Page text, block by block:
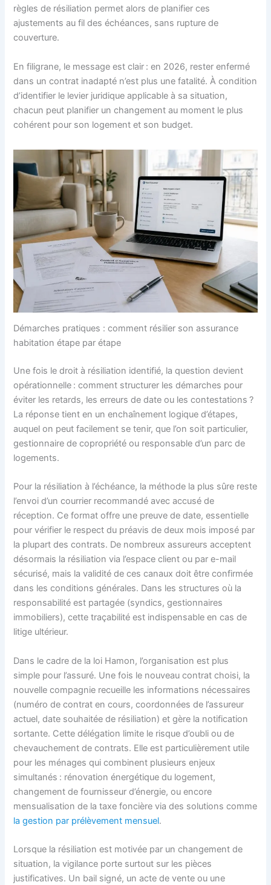
règles de résiliation permet alors de planifier ces
ajustements au fil des échéances, sans rupture de
couverture.
En filigrane, le message est clair : en 2026, rester enfermé
dans un contrat inadapté n’est plus une fatalité. À condition
d’identifier le levier juridique applicable à sa situation,
chacun peut planifier un changement au moment le plus
cohérent pour son logement et son budget.
Démarches pratiques : comment résilier son assurance
habitation étape par étape
Une fois le droit à résiliation identifié, la question devient
opérationnelle : comment structurer les démarches pour
éviter les retards, les erreurs de date ou les contestations ?
La réponse tient en un enchaînement logique d’étapes,
auquel on peut facilement se tenir, que l’on soit particulier,
gestionnaire de copropriété ou responsable d’un parc de
logements.
Pour la résiliation à l’échéance, la méthode la plus sûre reste
l’envoi d’un courrier recommandé avec accusé de
réception. Ce format offre une preuve de date, essentielle
pour vérifier le respect du préavis de deux mois imposé par
la plupart des contrats. De nombreux assureurs acceptent
désormais la résiliation via l’espace client ou par e-mail
sécurisé, mais la validité de ces canaux doit être confirmée
dans les conditions générales. Dans les structures où la
responsabilité est partagée (syndics, gestionnaires
immobiliers), cette traçabilité est indispensable en cas de
litige ultérieur.
Dans le cadre de la loi Hamon, l’organisation est plus
simple pour l’assuré. Une fois le nouveau contrat choisi, la
nouvelle compagnie recueille les informations nécessaires
(numéro de contrat en cours, coordonnées de l’assureur
actuel, date souhaitée de résiliation) et gère la notification
sortante. Cette délégation limite le risque d’oubli ou de
chevauchement de contrats. Elle est particulièrement utile
pour les ménages qui combinent plusieurs enjeux
simultanés : rénovation énergétique du logement,
changement de fournisseur d’énergie, ou encore
mensualisation de la taxe foncière via des solutions comme
la gestion par prélèvement mensuel.
Lorsque la résiliation est motivée par un changement de
situation, la vigilance porte surtout sur les pièces
justificatives. Un bail signé, un acte de vente ou une